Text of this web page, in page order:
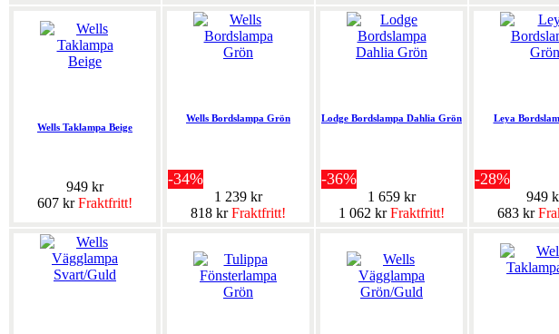
Wells Taklampa Beige
949 kr
607 krFraktfritt!
Wells Bordslampa Grön
-34%
1 239 kr
818 krFraktfritt!
Lodge Bordslampa Dahlia Grön
-36%
1 659 kr
1 062 krFraktfritt!
Leya
-28%
949
683 kr